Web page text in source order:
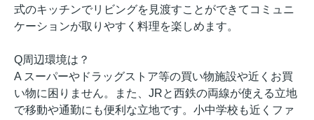
式のキッチンでリビングを見渡すことができてコミュニ
ケーションが取りやすく料理を楽しめます。
Q周辺環境は？
A スーパーやドラッグストア等の買い物施設や近くお買
い物に困りません。また、JRと西鉄の両線が使える立地
で移動や通勤にも便利な立地です。小中学校も近くファ